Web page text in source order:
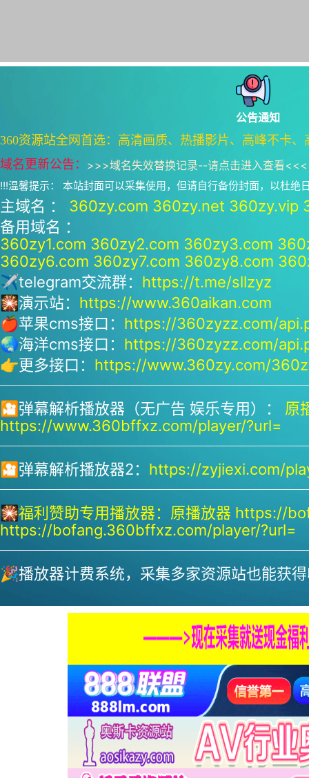
公告通知
360资源站全网首选：高清画质、热播影片、高峰不卡
域名更新公告： >>>域名失效替换记录--请点击进入查看<<<
!!!温馨提示： 本站封面可以采集使用，但请自行备份封面，以杜绝
主域名 ： 360zy.com 360zy.net 360zy.vip
备用域名 ：
360zy1.com 360zy2.com 360zy3.com
360zy6.com 360zy7.com 360zy8.com
✈telegram交流群： https://t.me/sllzyz
🎇演示站： https://www.360aikan.com
🍎苹果cms接口： https://360zyzz.com/
🌏海洋cms接口： https://360zyzz.com/
👉更多接口： https://www.360zy.com/
🎦弹幕解析播放器（无广告 娱乐专用）： 原
https://www.360bffxz.com/player/?url=
🎦弹幕解析播放器2： https://zyjiexi.com/
🎇福利赞助专用播放器： 原播放器 https://
https://bofang.360bffxz.com/player/?url=
🎉播放器计费系统，采集多家资源站也能获